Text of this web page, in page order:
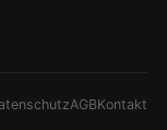
AGBKontakt